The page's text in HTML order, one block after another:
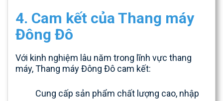
4. Cam kết của Thang máy
Đông Đô
Với kinh nghiệm lâu năm trong lĩnh vực thang
máy, Thang máy Đông Đô cam kết:
Cung cấp sản phẩm chất lượng cao, nhập